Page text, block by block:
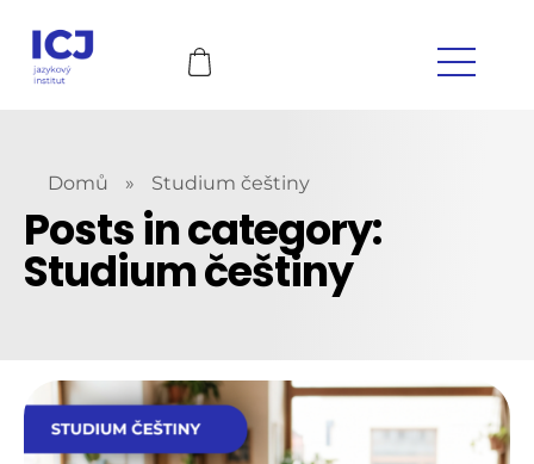
Domů » Studium češtiny
Posts in category:
Studium češtiny